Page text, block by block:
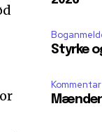
Styrke
Kommentar